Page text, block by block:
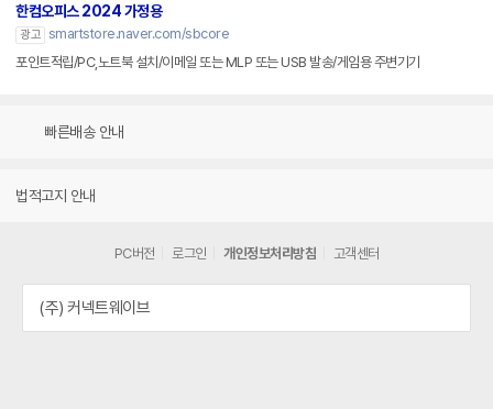
한컴오피스 2024 가정용
광고 smartstore.naver.com/sbcore
포인트적립/PC,노트북 설치/이메일 또는 MLP 또는 USB 발송/게임용 주변기기
빠른배송 안내
법적고지 안내
PC버전 로그인 개인정보처리방침 고객센터
(주) 커넥트웨이브